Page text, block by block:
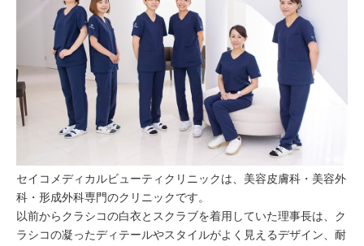
セイコメディカルビューティクリニックは、美容皮膚科・美容外
科・形成外科専門のクリニックです。
以前からクラシコの白衣とスクラブを着用していた理事長は、ク
ラシコの凝ったディテールやスタイルがよく見えるデザイン、耐